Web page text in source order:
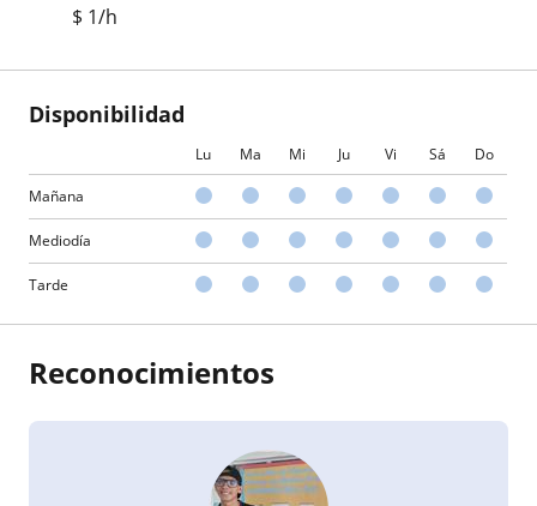
$ 1/h
Disponibilidad
Lu Ma Mi Ju Vi Sá Do
Mañana
Mediodía
Tarde
Reconocimientos